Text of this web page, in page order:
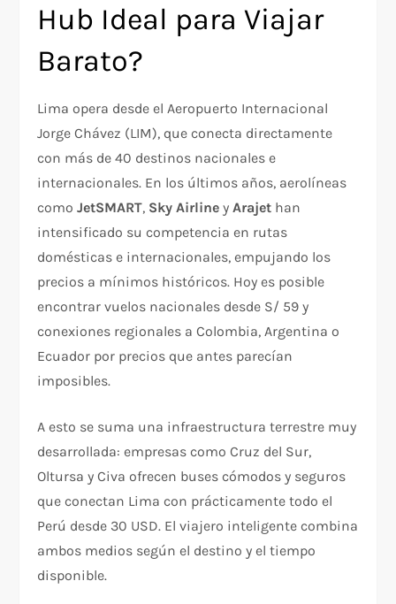
Hub Ideal para Viajar
Barato?
Lima opera desde el Aeropuerto Internacional
Jorge Chávez (LIM), que conecta directamente
con más de 40 destinos nacionales e
internacionales. En los últimos años, aerolíneas
comoJetSMART, Sky Airline yArajet han
intensificado su competencia en rutas
domésticas e internacionales, empujando los
precios a mínimos históricos. Hoy es posible
encontrar vuelos nacionales desde S/ 59 y
conexiones regionales a Colombia, Argentina o
Ecuador por precios que antes parecían
imposibles.
A esto se suma una infraestructura terrestre muy
desarrollada: empresas como Cruz del Sur,
Oltursa y Civa ofrecen buses cómodos y seguros
que conectan Lima con prácticamente todo el
Perú desde 30 USD. El viajero inteligente combina
ambos medios según el destino y el tiempo
disponible.